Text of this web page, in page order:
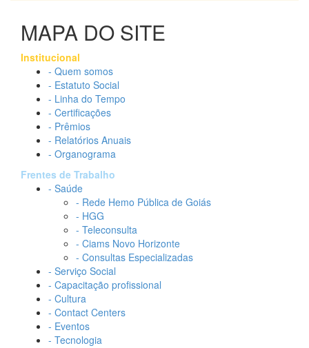
MAPA DO SITE
Institucional
- Quem somos
- Estatuto Social
- Linha do Tempo
- Certificações
- Prêmios
- Relatórios Anuais
- Organograma
Frentes de Trabalho
- Saúde
- Rede Hemo Pública de Goiás
- HGG
- Teleconsulta
- Ciams Novo Horizonte
- Consultas Especializadas
- Serviço Social
- Capacitação profissional
- Cultura
- Contact Centers
- Eventos
- Tecnologia